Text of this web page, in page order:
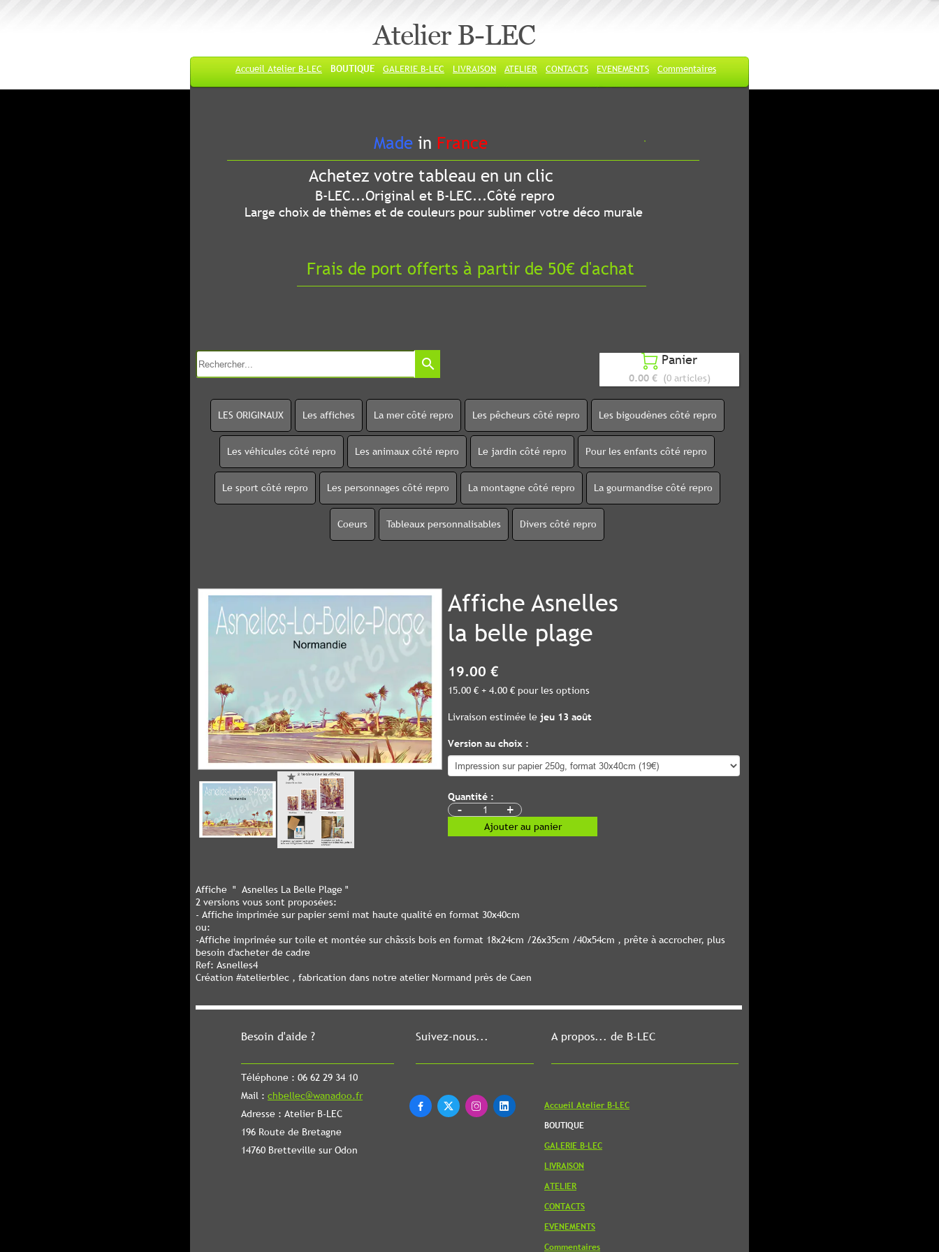
Atelier B-LEC
Accueil Atelier B-LEC BOUTIQUE GALERIE B-LEC LIVRAISON ATELIER CONTACTS EVENEMENTS Commentaires
Besoin d'aide ?
Téléphone : 06 62 29 34 10
Mail : chbellec@wanadoo.fr
Adresse : Atelier B-LEC
196 Route de Bretagne
14760 Bretteville sur Odon
Suivez-nous...
   
A propos... de B-LEC
Accueil Atelier B-LEC
BOUTIQUE
GALERIE B-LEC
LIVRAISON
ATELIER
CONTACTS
EVENEMENTS
Commentaires
Made in France
Achetez votre tableau en un clic
B-LEC...Original et B-LEC...Côté repro
Large choix de thèmes et de couleurs pour sublimer votre déco murale
Frais de port offerts à partir de 50€ d'achat
search  Panier
0.00 € (0 articles)
LES ORIGINAUX Les affiches La mer côté repro Les pêcheurs côté repro Les bigoudènes côté repro
Les véhicules côté repro Les animaux côté repro Le jardin côté repro Pour les enfants côté repro
Le sport côté repro Les personnages côté repro La montagne côté repro La gourmandise côté repro
Coeurs Tableaux personnalisables Divers côté repro
Affiche Asnelles
la belle plage
19.00 €
15.00 € + 4.00 € pour les options
Livraison estimée le jeu 13 août
Version au choix :
Quantité :
- +
Ajouter au panier
Affiche " Asnelles La Belle Plage "
2 versions vous sont proposées:
- Affiche imprimée sur papier semi mat haute qualité en format 30x40cm
ou:
-Affiche imprimée sur toile et montée sur châssis bois en format 18x24cm /26x35cm /40x54cm , prête à accrocher, plus
besoin d'acheter de cadre
Ref: Asnelles4
Création #atelierblec , fabrication dans notre atelier Normand près de Caen